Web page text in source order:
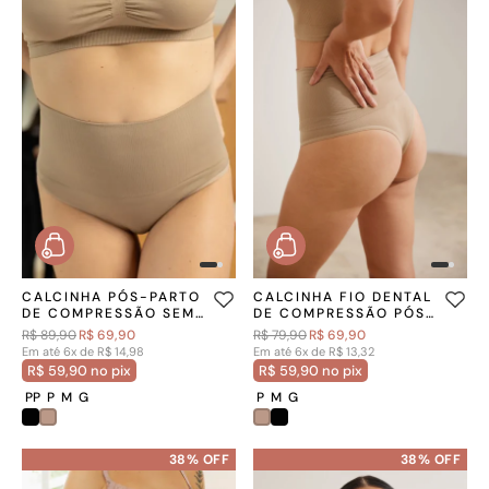
CALCINHA PÓS-PARTO
DE COMPRESSÃO SEM
COSTURA CHOCOLATE
R$ 89,90R$ 69,90
Em até 6x de R$ 14,98
R$ 59,90 no pix
PP P M G
CALCINHA FIO DENTAL
DE COMPRESSÃO PÓS-
PARTO SEM COSTURA
CHOCOLATE
R$ 79,90R$ 69,90
Em até 6x de R$ 13,32
R$ 59,90 no pix
P M G
38% OFF 38% OFF